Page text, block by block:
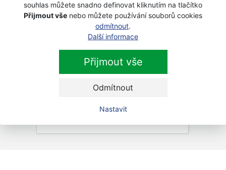
souhlas můžete snadno definovat kliknutím na tlačítko
Přijmout vše nebo můžete používání souborů cookies
odmítnout.
Další informace
Přijmout vše
Odmítnout
Nastavit
Newsletter
Zaškrtnutím souhlasím se zpracováním osobních